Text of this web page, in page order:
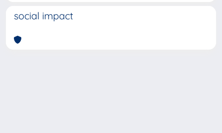
social impact